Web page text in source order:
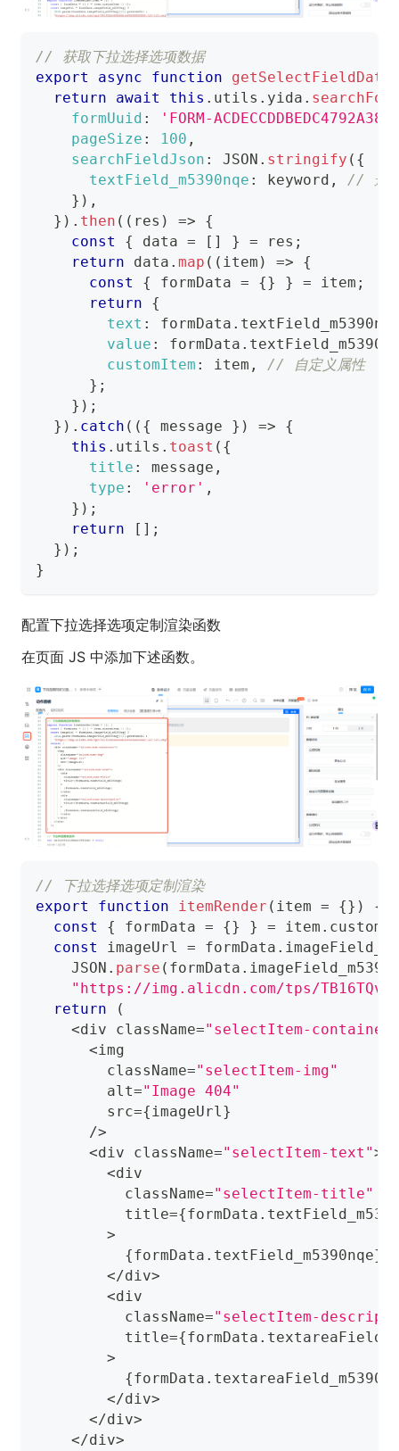
// 获取下拉选择选项数据
export
async function
return
await this . utils . yida .
formUuid :
'FORM-
pageSize : 100 ,
searchFieldJson : JSON . stringify ( {
textField_m5390nqe : keyword ,
// 选
} ) ,
} ) . then ( ( res ) =>
{
const
{ data = [ ] } = res ;
return data . map ( ( item ) =>
{
const
{ formData = {} } = item ;
return
{
text : formData .
value : formData .
customItem : item ,
// 自定义属性
} ;
} ) ;
} ) . catch ( ( { message } ) =>
{
this . utils . toast ( {
title : message ,
type : 'error' ,
} ) ;
return
[ ] ;
} ) ;
}
配置下拉选择选项定制渲染函数
在页面 JS 中添加下述函数。
// 下拉选择选项定制渲染
export
function itemRender ( item = {} )
{
const
{ formData = {} } = item .
const
imageUrl = formData .
JSON . parse ( formData .
"https://img.alicdn.com/tps/
return
(
<div className="selectItem-
<img
        className
="selectItem-img"
        alt
="Image 404"
        src
={imageUrl}
/>
<div className="selectItem-text">
<div
          className
="selectItem-title"
          title
={formData .
>
{formData . textField_m5390nqe}
</div>
<div
          className
="selectItem-
          title
={formData .
>
{formData .
</div>
</div>
</div>